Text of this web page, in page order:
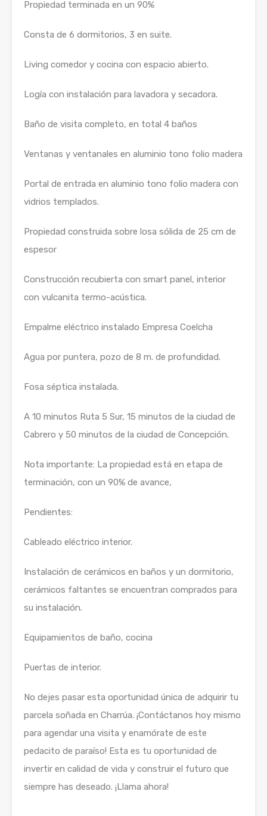
Propiedad terminada en un 90%
Consta de 6 dormitorios, 3 en suite.
Living comedor y cocina con espacio abierto.
Logía con instalación para lavadora y secadora.
Baño de visita completo, en total 4 baños
Ventanas y ventanales en aluminio tono folio madera
Portal de entrada en aluminio tono folio madera con
vidrios templados.
Propiedad construida sobre losa sólida de 25 cm de
espesor
Construcción recubierta con smart panel, interior
con vulcanita termo-acústica.
Empalme eléctrico instalado Empresa Coelcha
Agua por puntera, pozo de 8 m. de profundidad.
Fosa séptica instalada.
A 10 minutos Ruta 5 Sur, 15 minutos de la ciudad de
Cabrero y 50 minutos de la ciudad de Concepción.
Nota importante: La propiedad está en etapa de
terminación, con un 90% de avance,
Pendientes:
Cableado eléctrico interior.
Instalación de cerámicos en baños y un dormitorio,
cerámicos faltantes se encuentran comprados para
su instalación.
Equipamientos de baño, cocina
Puertas de interior.
No dejes pasar esta oportunidad única de adquirir tu
parcela soñada en Charrúa. ¡Contáctanos hoy mismo
para agendar una visita y enamórate de este
pedacito de paraíso! Esta es tu oportunidad de
invertir en calidad de vida y construir el futuro que
siempre has deseado. ¡Llama ahora!